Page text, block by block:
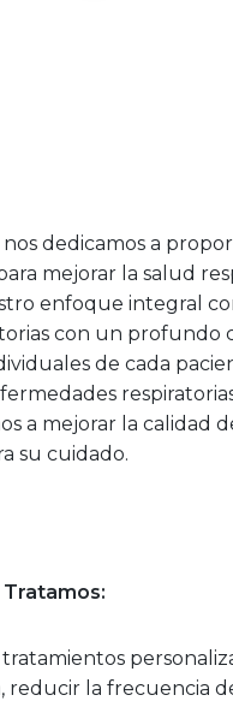
nos dedicamos a
mejorar la salud
enfoque integral
con un profundo
de cada
a mejorar la calidad
su cuidado.
reducir la frecuencia